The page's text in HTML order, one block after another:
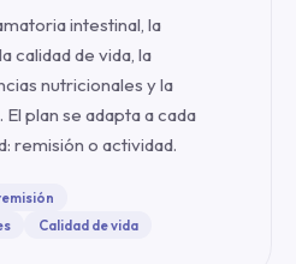
intestinal, la
calidad de vida, la
nutricionales y la
plan se adapta a cada
remisión o actividad.
Calidad de vida